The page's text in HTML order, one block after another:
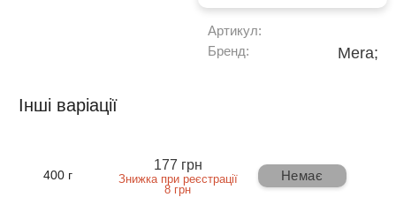
Артикул:
Бренд:
Mera;
Інші варіації
400 г
177 грн
Знижка при реєстрації
8 грн
Немає